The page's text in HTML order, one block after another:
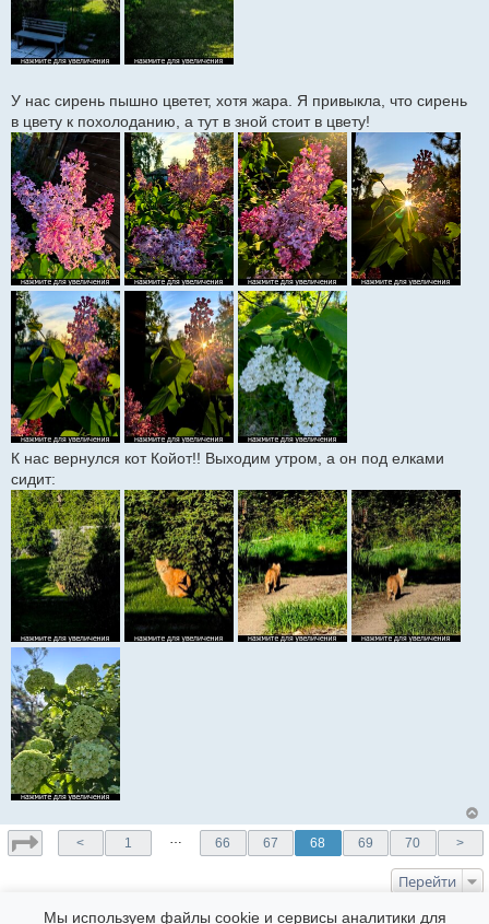
У нас сирень пышно цветет, хотя жара. Я привыкла, что сирень
в цвету к похолоданию, а тут в зной стоит в цвету!
К нас вернулся кот Койот!! Выходим утром, а он под елками
сидит:
< 1 66 67 68 69 70 >
Перейти
КТО СЕЙЧАС НА ФОРУМЕ
Мы используем файлы cookie и сервисы аналитики для